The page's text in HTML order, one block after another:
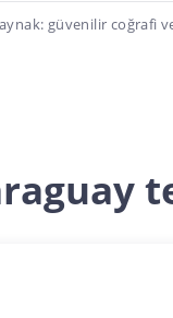
güvenilir coğrafi